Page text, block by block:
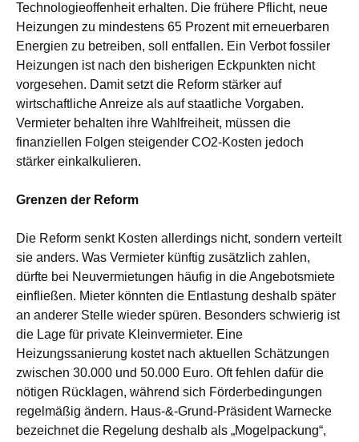
Technologieoffenheit erhalten. Die frühere Pflicht, neue
Heizungen zu mindestens 65 Prozent mit erneuerbaren
Energien zu betreiben, soll entfallen. Ein Verbot fossiler
Heizungen ist nach den bisherigen Eckpunkten nicht
vorgesehen. Damit setzt die Reform stärker auf
wirtschaftliche Anreize als auf staatliche Vorgaben.
Vermieter behalten ihre Wahlfreiheit, müssen die
finanziellen Folgen steigender CO2-Kosten jedoch
stärker einkalkulieren.
Grenzen der Reform
Die Reform senkt Kosten allerdings nicht, sondern verteilt
sie anders. Was Vermieter künftig zusätzlich zahlen,
dürfte bei Neuvermietungen häufig in die Angebotsmiete
einfließen. Mieter könnten die Entlastung deshalb später
an anderer Stelle wieder spüren. Besonders schwierig ist
die Lage für private Kleinvermieter. Eine
Heizungssanierung kostet nach aktuellen Schätzungen
zwischen 30.000 und 50.000 Euro. Oft fehlen dafür die
nötigen Rücklagen, während sich Förderbedingungen
regelmäßig ändern. Haus-&-Grund-Präsident Warnecke
bezeichnet die Regelung deshalb als „Mogelpackung“,